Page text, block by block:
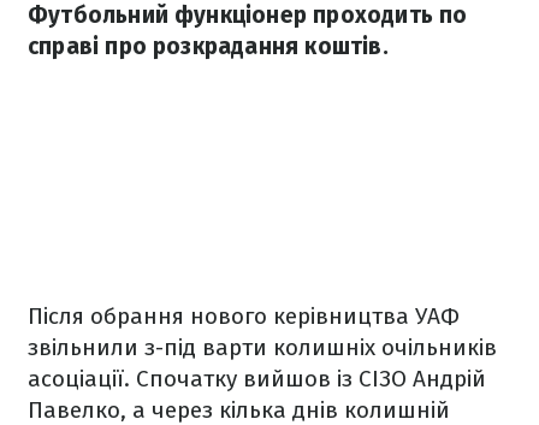
Футбольний функціонер проходить по
справі про розкрадання коштів.
Після обрання нового керівництва УАФ
звільнили з-під варти колишніх очільників
асоціації. Спочатку вийшов із СІЗО Андрій
Павелко, а через кілька днів колишній